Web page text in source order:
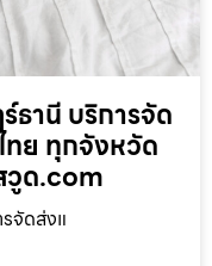
ธานี บริการจัด
ย ทุกจังหวัด
วูด.com
จัดส่งแ